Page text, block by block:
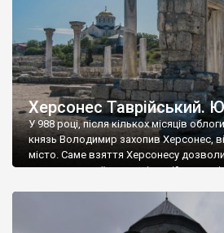
Херсонес Таврійський.
У 988 році, після кількох місяців
князь Володимир захопив Херсонес,
місто. Саме взяття Херсонесу
диктувати свої умови візантійському
Херсонесі Володимир-язичник, став
А потім було Хрещення Русі. На честь